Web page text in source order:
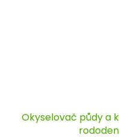
Okyselovač půdy a